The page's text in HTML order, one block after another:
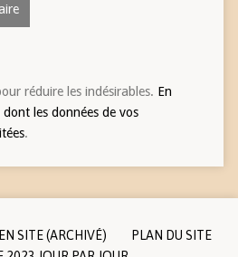
réduire les indésirables. En
les données de vos
.
SITE (ARCHIVÉ)
PLAN DU SITE